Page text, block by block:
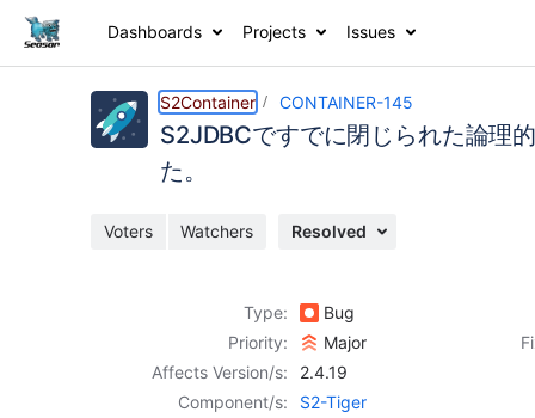
Dashboards Projects Issues
S2Container CONTAINER-145
S2JDBCですでに閉じられた論理
た。
Voters Watchers Resolved
Type:
Bug
Priority:
Major
Affects Version/s:
2.4.19
Component/s:
S2-Tiger